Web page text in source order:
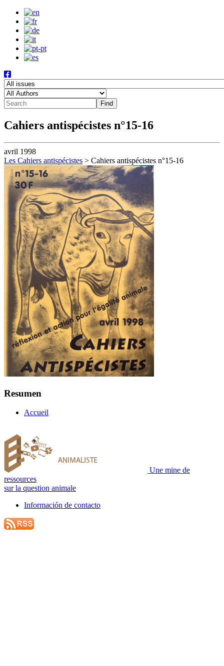
Cahiers antispécistes n°15-16
avril 1998
Les Cahiers antispécistes > Cahiers antispécistes n°15-16
Resumen
Accueil
Une mine de
ressources
sur la question animale
Información de contacto